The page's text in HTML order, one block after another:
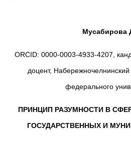
Мусабирова
ORCID: 0000-0003-4933-4207,
доцент, Набережночелнинский
федерального
ПРИНЦИП РАЗУМНОСТИ В
ГОСУДАРСТВЕННЫХ И